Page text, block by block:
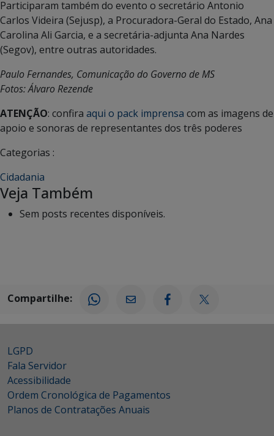
Participaram também do evento o secretário Antonio
Carlos Videira (Sejusp), a Procuradora-Geral do Estado, Ana
Carolina Ali Garcia, e a secretária-adjunta Ana Nardes
(Segov), entre outras autoridades.
Paulo Fernandes, Comunicação do Governo de MS
Fotos: Álvaro Rezende
ATENÇÃO: confira aqui o pack imprensa com as imagens de
apoio e sonoras de representantes dos três poderes
Categorias :
Cidadania
Veja Também
Sem posts recentes disponíveis.
Compartilhe:
LGPD
Fala Servidor
Acessibilidade
Ordem Cronológica de Pagamentos
Planos de Contratações Anuais